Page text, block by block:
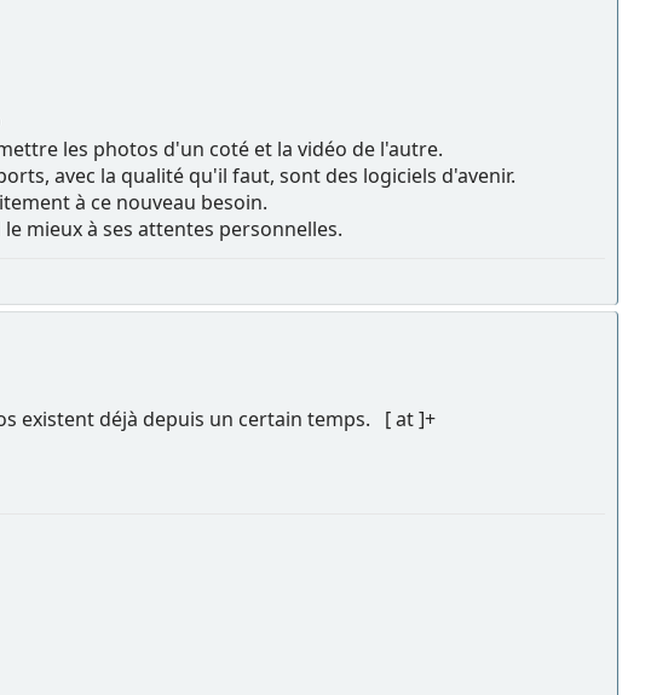
les photos d'un coté et la vidéo de l'autre.
avec la qualité qu'il faut, sont des logiciels d'avenir.
à ce nouveau besoin.
mieux à ses attentes personnelles.
existent déjà depuis un certain temps. [ at ]+